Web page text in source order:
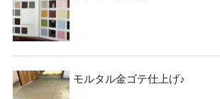
モルタル金ゴテ仕上げ♪